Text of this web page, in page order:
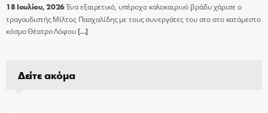
18 Ιουλίου, 2026Ένα εξαιρετικό, υπέροχο καλοκαιρινό βράδυ χάρισε ο
τραγουδιστής Μίλτος Πασχαλίδης με τους συνεργάτες του στο στο κατάμεστο
κόσμο Θέατρο Λόφου[…]
Δείτε ακόμα